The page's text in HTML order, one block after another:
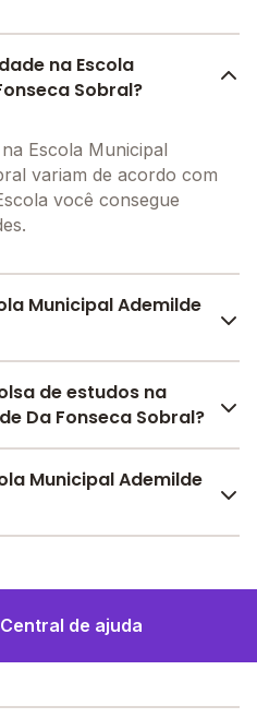
na Escola
Sobral?
Escola Municipal
variam de acordo com
você consegue
Municipal Ademilde
Da Fonseca Sobral
para o conforto e
Sala de
entre outras
de estudos na
Da Fonseca Sobral?
no Melhor Escola e
para você.
Municipal Ademilde
Figueiredo - AM.
Central de ajuda